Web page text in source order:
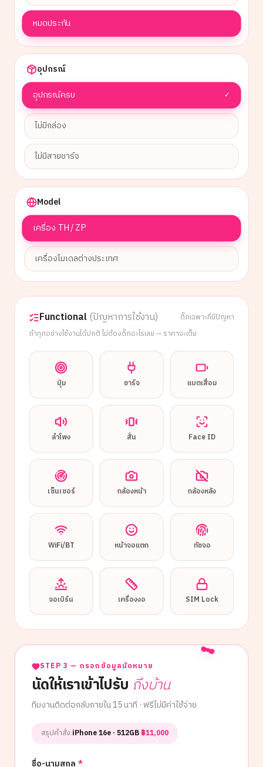
หมดประกัน
อุปกรณ์
อุปกรณ์ครบ ✓
ไม่มีกล่อง
ไม่มีสายชาร์จ
Model
เครื่อง TH / ZP
เครื่องโมเดลต่างประเทศ
Functional(ปัญหาการใช้งาน)
ติ๊กเฉพาะที่มีปัญหา
ถ้าทุกอย่างใช้งานได้ปกติ ไม่ต้องติ๊กอะไรเลย — ราคาจะเต็ม
ปุ่ม ชาร์จ แบตเสื่อม
ลำโพง สั่น Face ID
เซ็นเซอร์ กล้องหน้า กล้องหลัง
WiFi/BT หน้าจอแตก ทัชจอ
จอเบิร์น เครื่องงอ SIM Lock
STEP 3 — กรอกข้อมูลนัดหมาย
นัดให้เราเข้าไปรับ ถึงบ้าน
ทีมงานติดต่อกลับภายใน 15 นาที · ฟรีไม่มีค่าใช้จ่าย
สรุปคำสั่ง:iPhone 16e · 512GB·฿11,000
ชื่อ-นามสกุล *